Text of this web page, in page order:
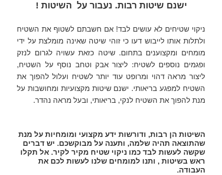
ישנם שיטות רבות. נעבור על השיטות !
ניקוי שטיחים לא עושים לבד! אם חשבתם לשטוף את השטיח
ולתלות אותו לייבוש דעו כי זוהי שיטה שאינה מומלצת על ידי
מומחים ומקצוענים בתחום. שיטה כזאת עשויה לגרום לנזק
ופגמים נוספים לשטיח: ליצור אבק וטחב נוסף על השטיח,
ליצור מראה דהוי ומרופט עוד יותר לשטיח ועלול להפוך את
השטיח למפגע בריאותי. ישנם שיטות מקצועיות ומחושבות על
מנת להפוך את השטיח לנקי, בריאותי, ובעל מראה נהדר.
השיטות הן רבות, ודורשות ידע מקצועי ומומחיות על מנת
שהתוצאה תהיה שלמה, ותענה על מבוקשכם. יש דברים
שקשה לעשות לבד כמו ניקוי שטיח מקיר לקיר. אל תקלו
ראש בשיטות , ותנו למומחים שלנו לעשות לכם את
העבודה.